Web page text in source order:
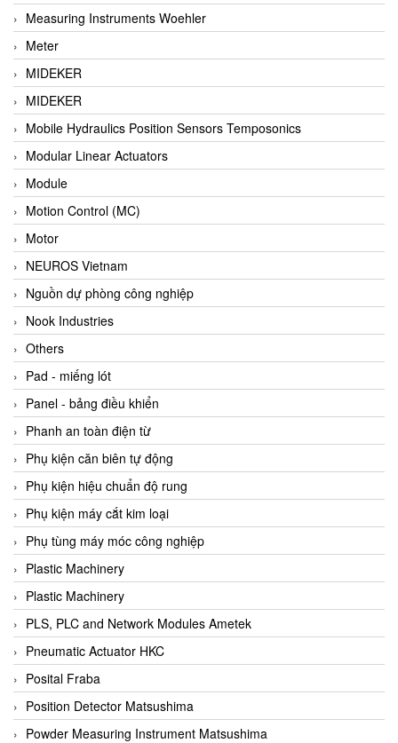
Bartec
Basco
Baumer
Baumuller Vietnam
Baykee
BBC Bircher Smart Access
BCS ITALY
BEA SENSORS
Beacon Extender
Beckhoff
Bedook
Bei Sensor
Beijer
Beinlich-pumps
Beka
BEKO
Belimo
Benetech Vietnam
Bently Nevada
Bentone Vietnam
Bernstein Vietnam
Berthold
Bestech
Bestech
BETA
Bifold
Bihl+wiedemann
Measuring Instruments Woehler
Meter
MIDEKER
MIDEKER
Mobile Hydraulics Position Sensors Temposonics
Modular Linear Actuators
Module
Motion Control (MC)
Motor
NEUROS Vietnam
Nguồn dự phòng công nghiệp
Nook Industries
Others
Pad - miếng lót
Panel - bảng điều khiển
Phanh an toàn điện từ
Phụ kiện căn biên tự động
Phụ kiện hiệu chuẩn độ rung
Phụ kiện máy cắt kim loại
Phụ tùng máy móc công nghiệp
Plastic Machinery
Plastic Machinery
PLS, PLC and Network Modules Ametek
Pneumatic Actuator HKC
Posital Fraba
Position Detector Matsushima
Powder Measuring Instrument Matsushima